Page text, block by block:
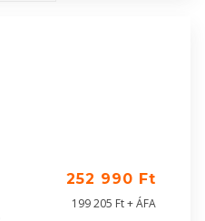
252 990 Ft
199 205 Ft + ÁFA